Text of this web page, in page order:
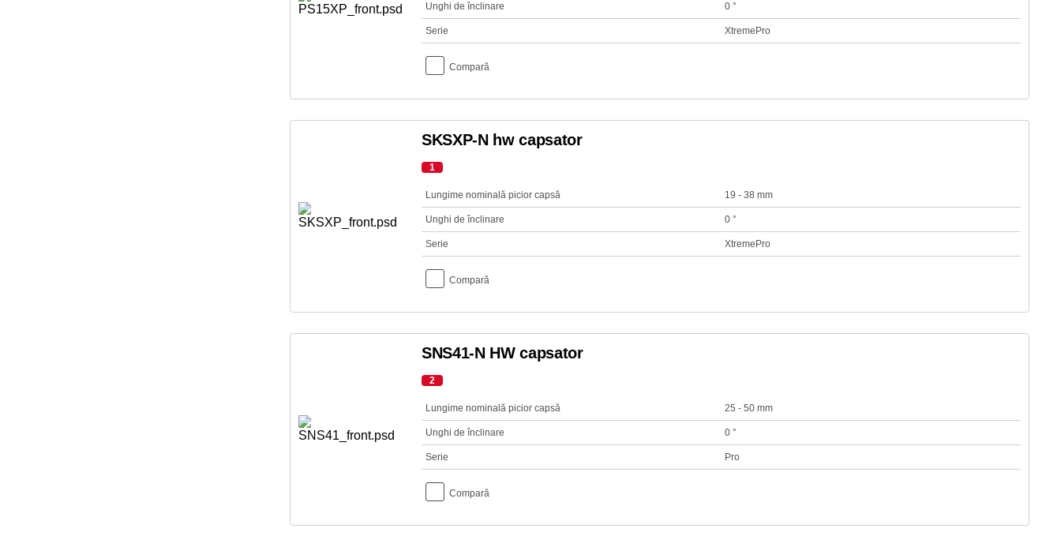
Unghi de înclinare 0 °
Serie XtremePro
Compară
SKSXP-N hw capsator
1
Lungime nominală picior capsă 19 - 38 mm
Unghi de înclinare 0 °
Serie XtremePro
Compară
SNS41-N HW capsator
2
Lungime nominală picior capsă 25 - 50 mm
Unghi de înclinare 0 °
Serie Pro
Compară